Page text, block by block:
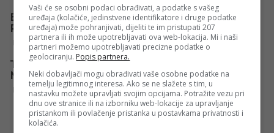
Vaši će se osobni podaci obrađivati, a podatke s vašeg
uređaja (kolačiće, jedinstvene identifikatore i druge podatke
uređaja) može pohranjivati, dijeliti te im pristupati 207
partnera ili ih može upotrebljavati ova web-lokacija. Mi i naši
partneri možemo upotrebljavati precizne podatke o
geolociranju. Popis partnera.
Neki dobavljači mogu obrađivati vaše osobne podatke na
temelju legitimnog interesa. Ako se ne slažete s tim, u
nastavku možete upravljati svojim opcijama. Potražite vezu pri
dnu ove stranice ili na izborniku web-lokacije za upravljanje
pristankom ili povlačenje pristanka u postavkama privatnosti i
kolačića.